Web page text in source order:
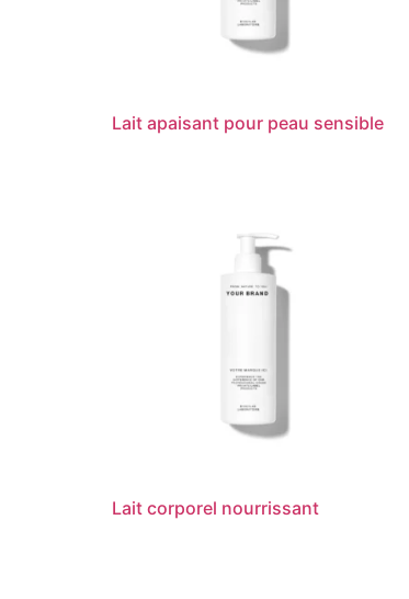
Lait apaisant pour peau sensible
Lait corporel nourrissant